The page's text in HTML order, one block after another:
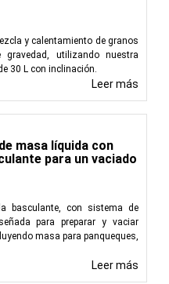
y calentamiento de granos
utilizando nuestra
30 L con inclinación.
Leer más
masa líquida con
para un vaciado
basculante, con sistema de
para preparar y vaciar
masa para panqueques,
Leer más